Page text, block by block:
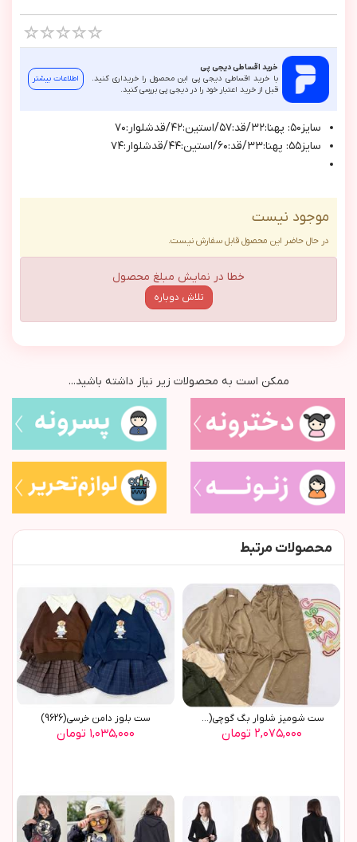
خرید اقساطی دیجی پی
با خرید اقساطی دیجی پی این محصول را خریداری کنید.
قبل از خرید اعتبار خود را در دیجی پی بررسی کنید.
اطلاعات بیشتر
سايز٥٠: پهنا:٣٢/قد:٥٧/استين:٤٢/قدشلوار:٧٠
سايز٥٥: پهنا:٣٣/قد:٦٠/استين:٤٤/قدشلوار:٧٤
موجود نیست
در حال حاضر این محصول قابل سفارش نیست.
خطا در نمایش مبلغ محصول
تلاش دوباره
ممکن است به محصولات زیر نیاز داشته باشید...
محصولات مرتبط
ست شومیز شلوار بگ گوچی(9770)
۲,۰۷۵,۰۰۰ تومان
ست بلوز دامن خرسي(9626)
۱,۰۳۵,۰۰۰ تومان